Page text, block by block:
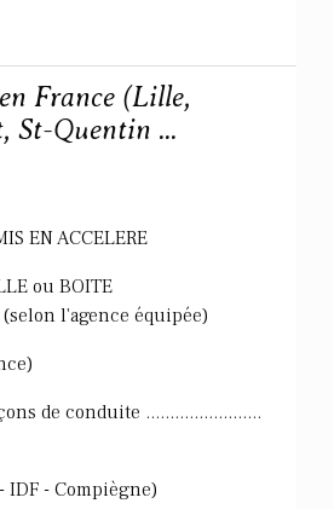
France (Lille,
St-Quentin ...
EN ACCELERE
ou BOITE
l'agence équipée)
de conduite ........................
IDF - Compiègne)